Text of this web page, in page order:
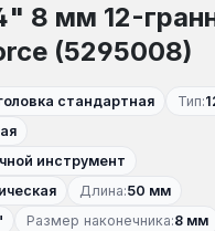
8 мм 12-
(5295008)
стандартная Тип:
инструмент
Длина:50 мм
Размер наконечника:8 мм